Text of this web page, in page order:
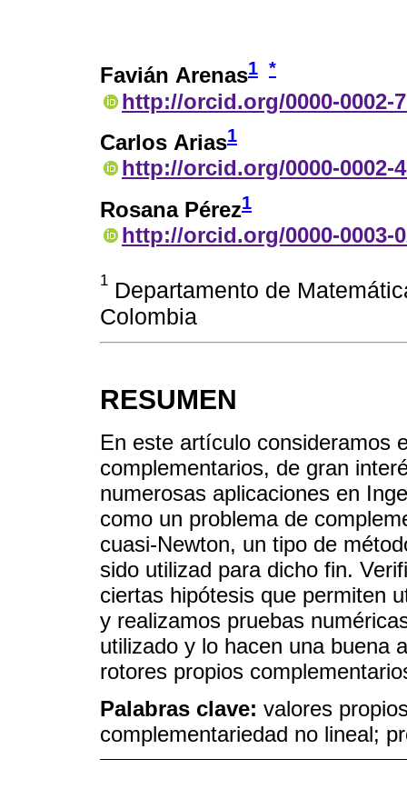
Favián Arenas1 *
http://orcid.org/0000-0002-
Carlos Arias1
http://orcid.org/0000-0002-
Rosana Pérez1
http://orcid.org/0000-0003-
1 Departamento de
Colombia
RESUMEN
En este artículo consideramos
complementarios, de gran
numerosas aplicaciones en
como un problema de
cuasi-Newton, un tipo de
sido utilizad para dicho fin.
ciertas hipótesis que permiten
y realizamos pruebas
utilizado y lo hacen una buena
rotores propios
Palabras clave: valores
complementariedad no lineal;